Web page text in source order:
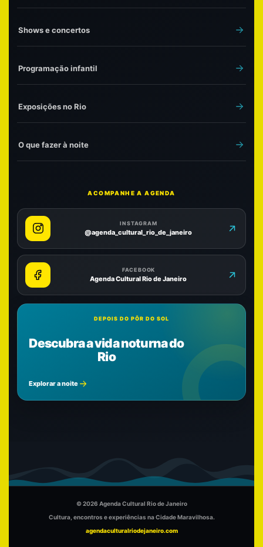
Shows e concertos
Programação infantil
Exposições no Rio
O que fazer à noite
ACOMPANHE A AGENDA
INSTAGRAM
@agenda_cultural_rio_de_janeiro
FACEBOOK
Agenda Cultural Rio de Janeiro
DEPOIS DO PÔR DO SOL
Descubra a vida noturna do
Rio
Explorar a noite
© 2026 Agenda Cultural Rio de Janeiro
Cultura, encontros e experiências na Cidade Maravilhosa.
agendaculturalriodejaneiro.com